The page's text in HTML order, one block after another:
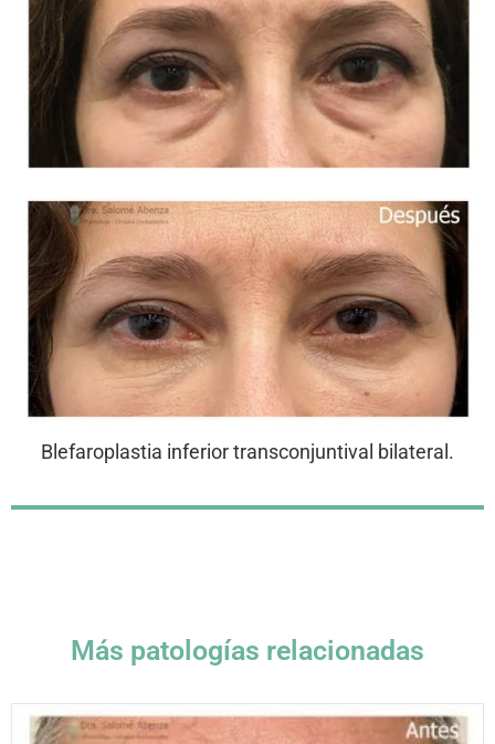
Blefaroplastia inferior transconjuntival bilateral.
Más patologías relacionadas